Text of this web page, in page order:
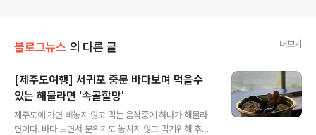
블로그뉴스 의 다른 글 더보기
[제주도여행] 서귀포 중문 바다보며 먹을수
있는 해물라면 '속골할망'
제주도에 가면 빼놓지 않고 먹는 음식중에 하나가 해물라
면이다. 바다 보면서 분위기도 놓치지 않고 먹기위해 추천